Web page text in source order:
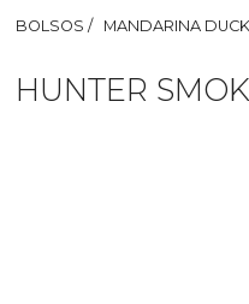
BOLSOS MANDARINA
HUNTER